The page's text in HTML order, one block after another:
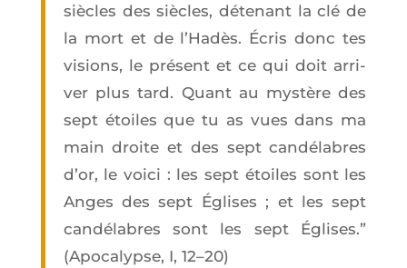
siècles des siècles, déte­nant la clé de
la mort et de l’Ha­dès. Écris donc tes
visions, le pré­sent et ce qui doit arri­
ver plus tard. Quant au mys­tère des
sept étoiles que tu as vues dans ma
main droite et des sept can­dé­labres
d’or, le voi­ci : les sept étoiles sont les
Anges des sept Églises ; et les sept
can­dé­labres sont les sept Églises.”
(Apo­ca­lypse, I, 12–20)